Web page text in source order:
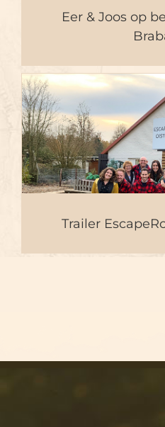
Eer & Joos op
Trailer
Trailer